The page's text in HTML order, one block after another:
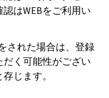
はWEBをご利用い
された場合は、登録
く可能性がござい
じます。